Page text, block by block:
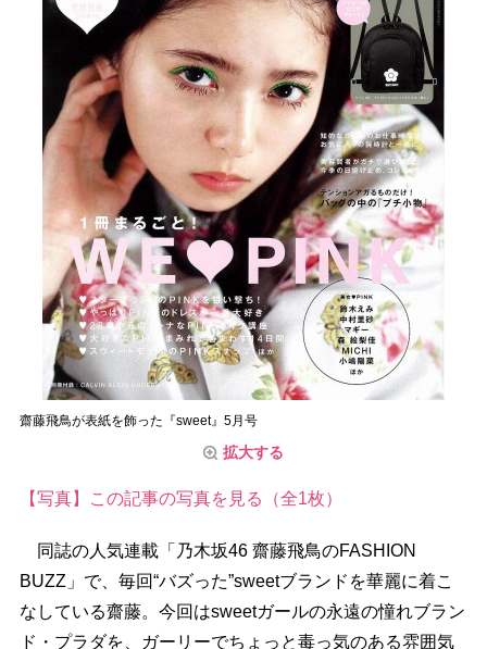
齋藤飛鳥が表紙を飾った『sweet』5月号
拡大する
【写真】この記事の写真を見る（全1枚）
同誌の人気連載「乃木坂46 齋藤飛鳥のFASHION
BUZZ」で、毎回“バズった”sweetブランドを華麗に着こ
なしている齋藤。今回はsweetガールの永遠の憧れブラン
ド・プラダを、ガーリーでちょっと毒っ気のある雰囲気